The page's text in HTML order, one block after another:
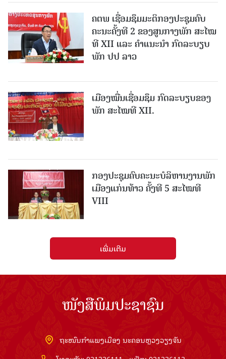
ຄຕພ ເຊື່ອມຊຶມມະຕິກອງປະຊຸມຄົບ
ຄະນະຄັ້ງທີ 2 ຂອງສູນກາງພັກ ສະໄໝ
ທີ XII ແລະ ຄໍາແນະນໍາ ກົດລະບຽບ
ພັກ ປປ ລາວ
ເມືອງ​ໝື່ນເຊື່ອມຊຶມ ກົດລະບຽບຂອງ
ພັກ ສະໄໝທີ XII.
ກອງປະຊຸມຄົບຄະນະບໍລິຫານງານພັກ
ເມືອງແກ່ນ​ທ້າວ ຄັ້ງທີ 5 ສະໄໝທີ
VIII
ເພີ່ມເຕີມ
ໜັງສືພິມປະຊາຊົນ
ຖະໜົນກຳແພງເມືອງ ນະຄອນຫຼວງວຽງຈັນ